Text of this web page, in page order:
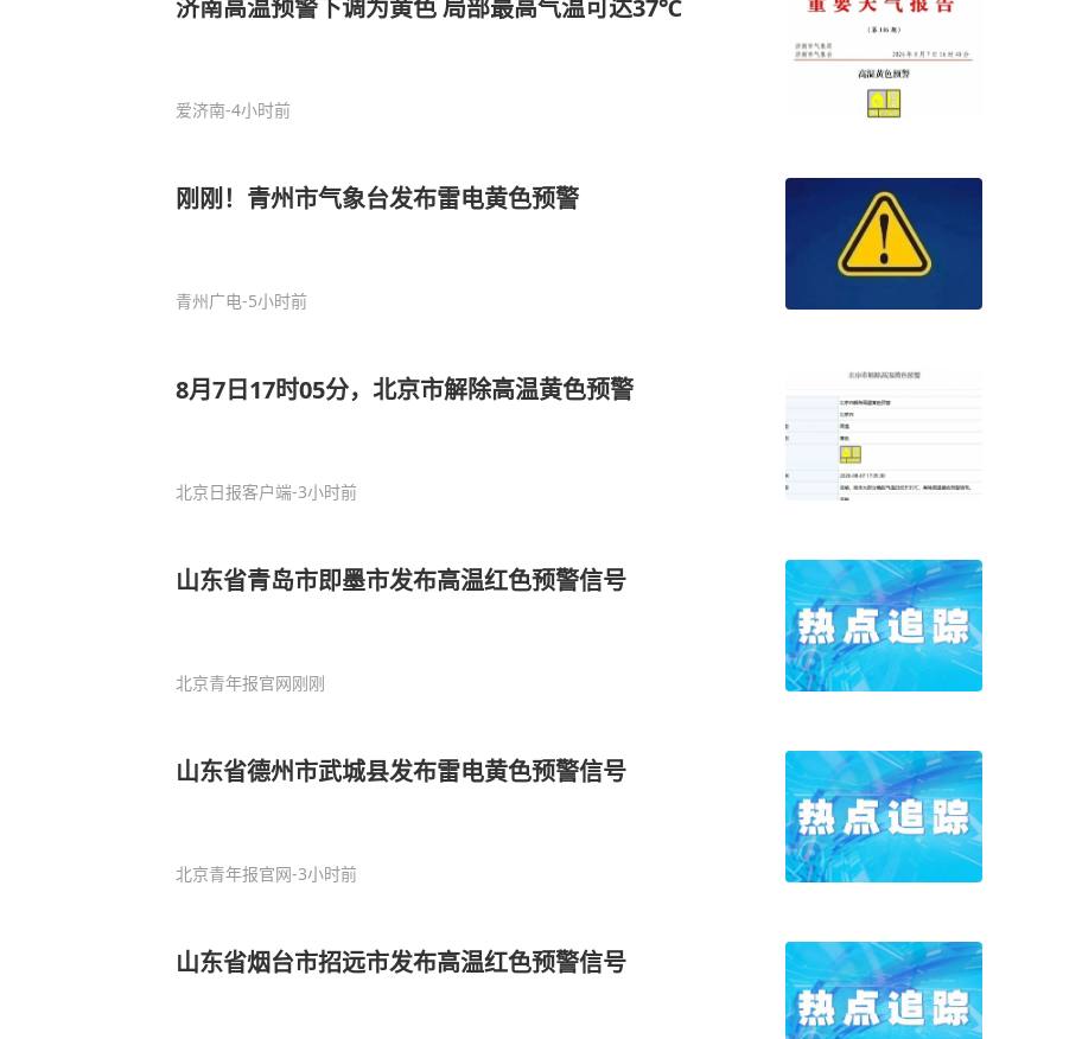
济南高温预警下调为黄色 局部最高气温可达37℃
爱济南-4小时前
刚刚！青州市气象台发布雷电黄色预警
青州广电-5小时前
8月7日17时05分，北京市解除高温黄色预警
北京日报客户端-3小时前
山东省青岛市即墨市发布高温红色预警信号
北京青年报官网刚刚
山东省德州市武城县发布雷电黄色预警信号
北京青年报官网-3小时前
山东省烟台市招远市发布高温红色预警信号